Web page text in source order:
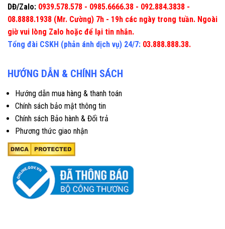
DĐ/Zalo: 0939.578.578 - 0985.6666.38 - 092.884.3838 -
08.8888.1938 (Mr. Cường) 7h - 19h các ngày trong tuần. Ngoài
giờ vui lòng Zalo hoặc để lại tin nhắn.
Tổng đài CSKH (phản ánh dịch vụ) 24/7: 03.888.888.38.
HƯỚNG DẪN & CHÍNH SÁCH
Hướng dẫn mua hàng & thanh toán
Chính sách bảo mật thông tin
Chính sách Bảo hành & Đổi trả
Phương thức giao nhận